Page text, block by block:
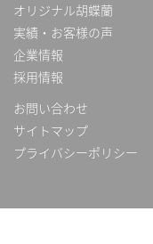
オリジナル胡蝶蘭
実績・お客様の声
企業情報
採用情報
お問い合わせ
サイトマップ
プライバシーポリシー